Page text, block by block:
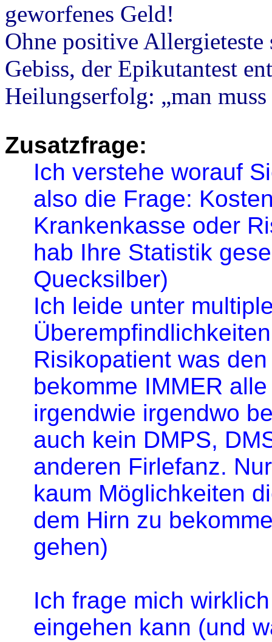
geworfenes Geld!
Ohne positive
Gebiss, der Epikutantest
Heilungserfolg: „man
Zusatzfrage:
Ich verstehe worauf
also die Frage:
Krankenkasse oder
hab Ihre Statistik
Quecksilber)
Ich leide unter
Risikopatient was
bekomme IMMER
irgendwie irgendwo
auch kein DMPS,
anderen Firlefanz.
kaum Möglichkeiten
dem Hirn zu
gehen)
Ich frage mich
eingehen kann (und